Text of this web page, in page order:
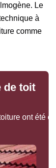
Le
à
comme
de toit
ont été